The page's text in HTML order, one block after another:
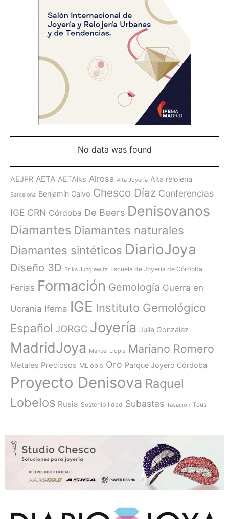
No data was found
AEJPR AETA AETAlks Alrosa Alta Joyería Alta relojería
Barcelona Benjamín Calvo Chesco Díaz Conferencias
IGE CRN Córdoba De Beers Denisovanos
Diamantes Diamantes naturales
Diamantes sintéticos DiarioJoya
Diseño 3D Erika Junglewitz Escuela de Joyería de Córdoba
Ferias Formación Gemología Guerra en
Ucrania Ifema IGE Instituto Gemológico
Español JORGC Joyería Julia González
MadridJoya Manuel Llopis Mariano Romero
Metales Preciosos MLlopis Oro Parque Joyero Córdoba
Proyecto Denisova Raquel
Lobelos Rusia Sostenibilidad Subastas Tasación Tous